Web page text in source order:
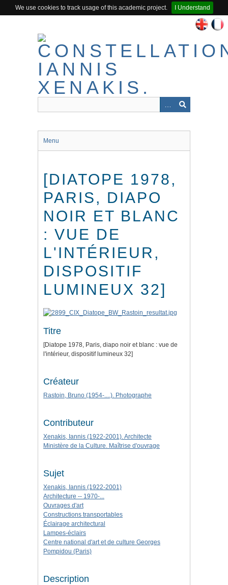
We use cookies to track usage of this academic project.
I Understand
Menu
[DIATOPE 1978,
PARIS, DIAPO
NOIR ET BLANC
: VUE DE
L'INTÉRIEUR,
DISPOSITIF
LUMINEUX 32]
Titre
[Diatope 1978, Paris, diapo noir et blanc : vue de
l'intérieur, dispositif lumineux 32]
Créateur
Rastoin, Bruno (1954-....). Photographe
Contributeur
Xenakis, Iannis (1922-2001). Architecte
Ministère de la Culture. Maîtrise d'ouvrage
Sujet
Xenakis, Iannis (1922-2001)
Architecture -- 1970-...
Ouvrages d'art
Constructions transportables
Éclairage architectural
Lampes-éclairs
Centre national d'art et de culture Georges
Pompidou (Paris)
Description